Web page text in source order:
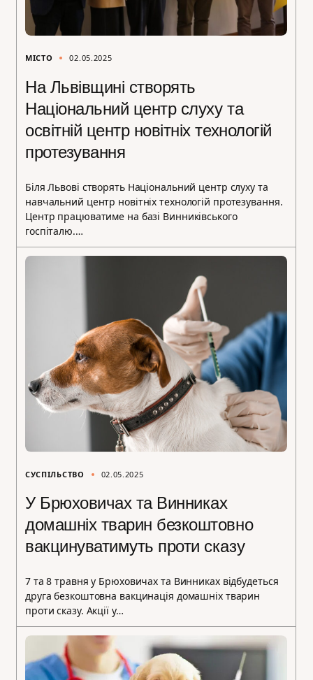
МІСТО 02.05.2025
На Львівщині створять
Національний центр слуху та
освітній центр новітніх технологій
протезування
Біля Львові створять Національний центр слуху та
навчальний центр новітніх технологій протезування.
Центр працюватиме на базі Винниківського
госпіталю.…
СУСПІЛЬСТВО 02.05.2025
У Брюховичах та Винниках
домашніх тварин безкоштовно
вакцинуватимуть проти сказу
7 та 8 травня у Брюховичах та Винниках відбудеться
друга безкоштовна вакцинація домашніх тварин
проти сказу. Акції у…